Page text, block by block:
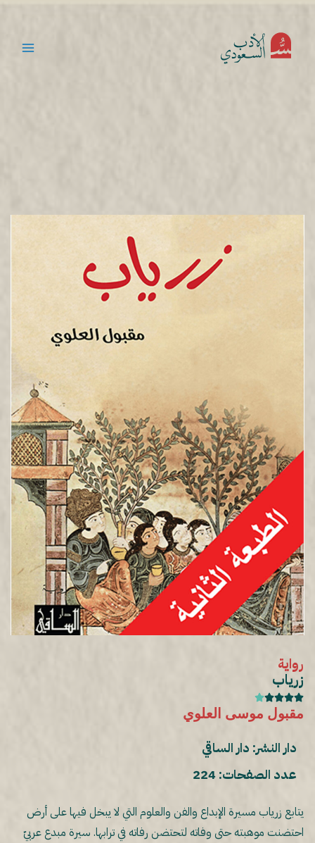
رواية
زرياب





مقبول موسى العلوي
دار النشر: دار الساقي
عدد الصفحات: 224
يتابع زرياب مسيرة الإبداع والفن والعلوم التي لا يبخل فيها على أرض
احتضنت موهبته حتى وفاته لتحتضن رفاته في ترابها. سيرة مبدع عربيّ